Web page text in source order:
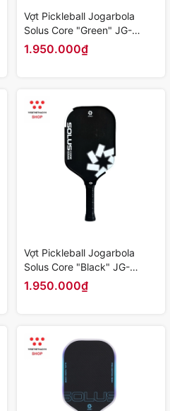
Vợt Pickleball Jogarbola
Solus Core "Green" JG-
SolusC-03 - Hàng Chính
1.950.000₫
Vợt Pickleball Jogarbola
Solus Core "Black" JG-
SolusC-01 - Hàng Chính
1.950.000₫